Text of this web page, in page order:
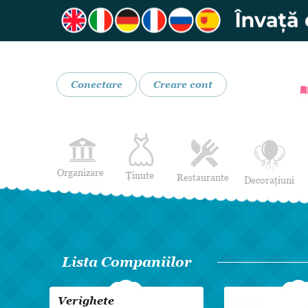
Conectare Creare cont
Organizare Ținute
Costume de Mire
Încălțăminte și Accesorii
Restaurante Decorațiuni
Lista Companiilor
Verighete